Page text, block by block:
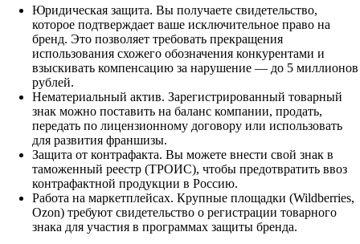
Юридическая защита. Вы получаете свидетельство,
которое подтверждает ваше исключительное право на
бренд. Это позволяет требовать прекращения
использования схожего обозначения конкурентами и
взыскивать компенсацию за нарушение — до 5 миллионов
рублей.
Нематериальный актив. Зарегистрированный товарный
знак можно поставить на баланс компании, продать,
передать по лицензионному договору или использовать
для развития франшизы.
Защита от контрафакта. Вы можете внести свой знак в
таможенный реестр (ТРОИС), чтобы предотвратить ввоз
контрафактной продукции в Россию.
Работа на маркетплейсах. Крупные площадки (Wildberries,
Ozon) требуют свидетельство о регистрации товарного
знака для участия в программах защиты бренда.